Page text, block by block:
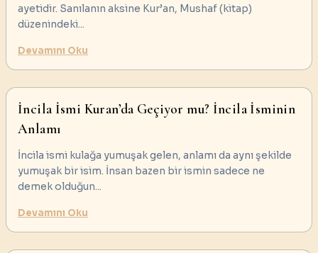
ayetidir. Sanılanın aksine Kur’an, Mushaf (kitap)
düzenindeki...
Devamını Oku
İncila İsmi Kuran’da Geçiyor mu? İncila İsminin
Anlamı
İncila ismi kulağa yumuşak gelen, anlamı da aynı şekilde
yumuşak bir isim. İnsan bazen bir ismin sadece ne
demek olduğun...
Devamını Oku